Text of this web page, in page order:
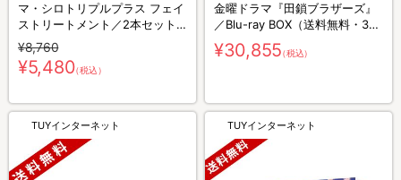
マ・シロトリプルプラス フェイ
ストリートメント／2本セット
(ミニマ・シロトリプルプラス
20g付き)
¥8,760
¥5,480（税込）
金曜ドラマ『田鎖ブラザーズ』
／Blu-ray BOX（送料無料・3枚
組）
¥30,855（税込）
TUYインターネット TUYインターネット